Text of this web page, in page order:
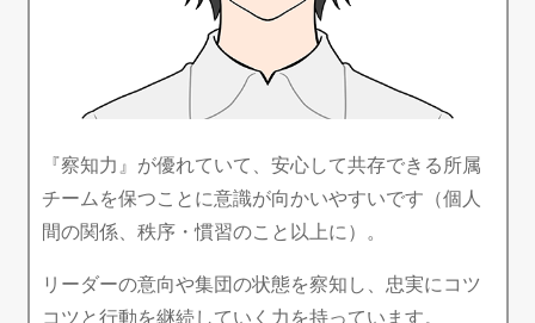
『察知力』が優れていて、安心して共存できる所属
チームを保つことに意識が向かいやすいです（個人
間の関係、秩序・慣習のこと以上に）。
リーダーの意向や集団の状態を察知し、忠実にコツ
コツと行動を継続していく力を持っています。